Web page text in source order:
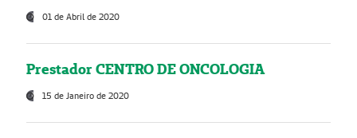
01 de Abril de 2020
Prestador CENTRO DE ONCOLOGIA
15 de Janeiro de 2020